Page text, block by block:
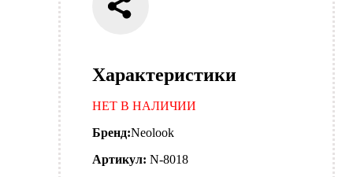
Характеристики
НЕТ В НАЛИЧИИ
Бренд:Neolook
Артикул: N-8018